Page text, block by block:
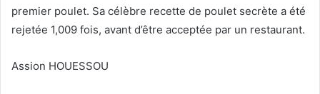
premier poulet. Sa célèbre recette de poulet secrète a été
rejetée 1,009 fois, avant d’être acceptée par un restaurant.
Assion HOUESSOU